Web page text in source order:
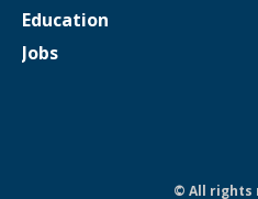
Education
Jobs
© All rights